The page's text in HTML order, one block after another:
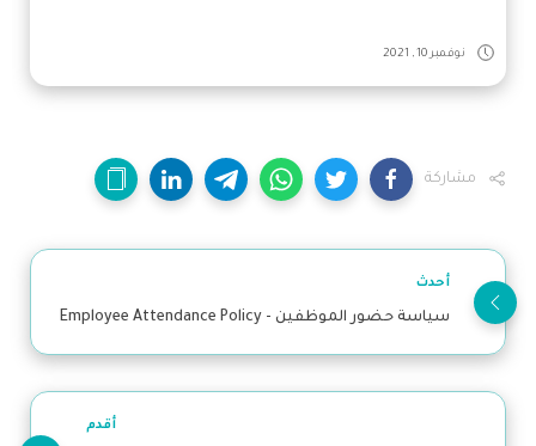
نوفمبر 10, 2021
مشاركة
أحدث
سياسة حضور الموظفين - Employee Attendance Policy
أقدم